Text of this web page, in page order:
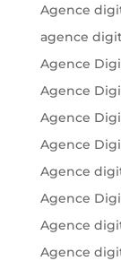
Agence
agence
Agence
Agence
Agence
Agence
Agence
Agence
Agence
Agence